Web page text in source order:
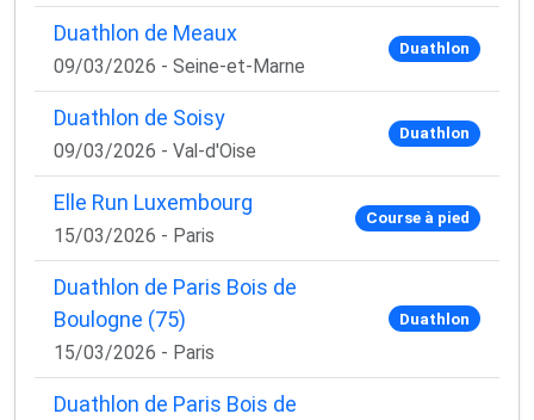
Duathlon de Meaux
09/03/2026 - Seine-et-Marne
Duathlon
Duathlon de Soisy
09/03/2026 - Val-d'Oise
Duathlon
Elle Run Luxembourg
15/03/2026 - Paris
Course à pied
Duathlon de Paris Bois de
Boulogne (75)
15/03/2026 - Paris
Duathlon
Duathlon de Paris Bois de